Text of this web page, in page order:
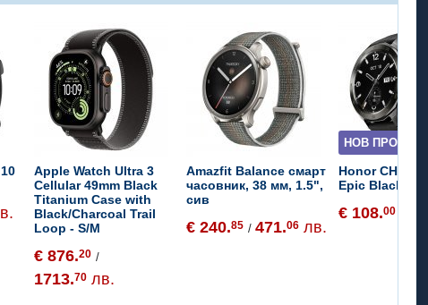
Apple Watch Ultra 3
Cellular 49mm Black
Titanium Case with
Black/Charcoal Trail
Loop - S/M
€ 876.20 /
1713.70 лв.
Amazfit Balance смарт
часовник, 38 мм, 1.5",
сив
€ 240.85 /471.06 лв.
НОВ ПРОДУКТ
Honor
Epic Black
€ 108.00